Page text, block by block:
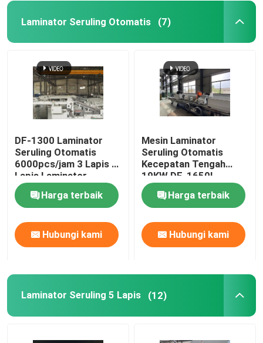
Laminator Seruling Otomatis (7)
DF-1300 Laminator
Seruling Otomatis
6000pcs/jam 3 Lapis 5
Lapis Laminator
Seruling
Harga terbaik
Hubungi kami
Mesin Laminator
Seruling Otomatis
Kecepatan Tengah
19KW DF-1650L
Harga terbaik
Hubungi kami
Laminator Seruling 5 Lapis (12)